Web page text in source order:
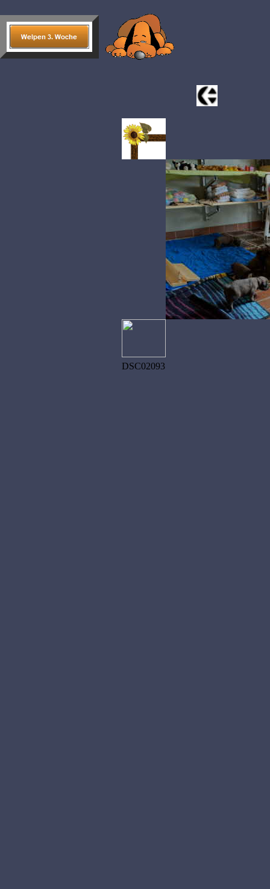
DSC02093